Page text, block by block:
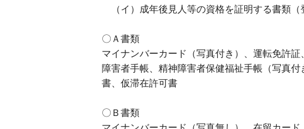
（イ）成年後見人等の資格を証明する書類（
〇Ａ書類
マイナンバーカード（写真付き）、運転免許
障害者手帳、精神障害者保健福祉手帳（写真
書、仮滞在許可書
〇Ｂ書類